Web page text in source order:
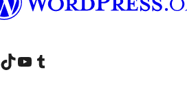
आमच्या टिकटॉक अकाउंटला भेट द्या.आमच्या यूट्यूब चॅनेलला भेट द्या आमच्या टंबलर खात्याला भेट द्या.